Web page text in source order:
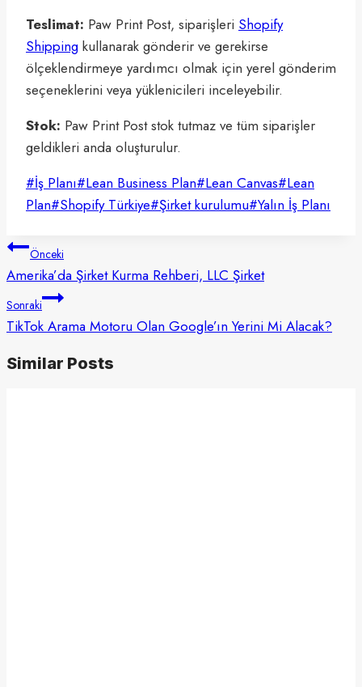
Teslimat: Paw Print Post, siparişleri Shopify
Shipping kullanarak gönderir ve gerekirse
ölçeklendirmeye yardımcı olmak için yerel gönderim
seçeneklerini veya yüklenicileri inceleyebilir.
Stok: Paw Print Post stok tutmaz ve tüm siparişler
geldikleri anda oluşturulur.
Post
Tags:
#İş Planı#Lean Business Plan#Lean Canvas#Lean
Plan#Shopify Türkiye#Şirket kurulumu#Yalın İş Planı
Yazı
gezinmesi
Önceki
Amerika’da Şirket Kurma Rehberi, LLC Şirket
Sonraki
TikTok Arama Motoru Olan Google’ın Yerini Mi Alacak?
Similar Posts